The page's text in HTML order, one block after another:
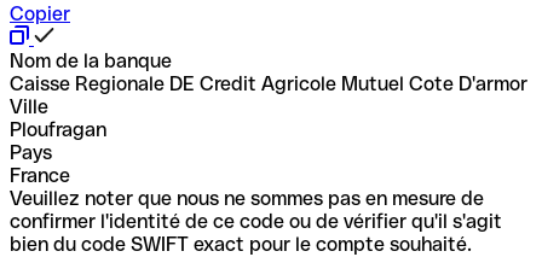
Copier
Nom de la banque
Caisse Regionale DE Credit Agricole Mutuel Cote D'armor
Ville
Ploufragan
Pays
France
Veuillez noter que nous ne sommes pas en mesure de
confirmer l'identité de ce code ou de vérifier qu'il s'agit
bien du code SWIFT exact pour le compte souhaité.